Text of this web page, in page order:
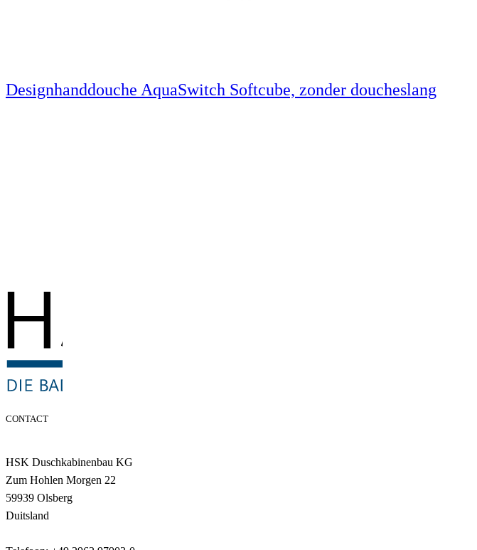
Designhanddouche AquaSwitch Softcube, zonder doucheslang
CONTACT
HSK Duschkabinenbau KG
Zum Hohlen Morgen 22
59939 Olsberg
Duitsland